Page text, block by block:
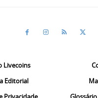
Livecoins
Editorial